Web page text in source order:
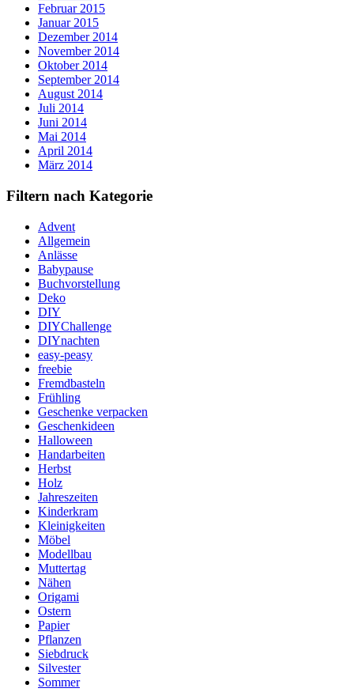
Februar 2015
Januar 2015
Dezember 2014
November 2014
Oktober 2014
September 2014
August 2014
Juli 2014
Juni 2014
Mai 2014
April 2014
März 2014
Filtern nach Kategorie
Advent
Allgemein
Anlässe
Babypause
Buchvorstellung
Deko
DIY
DIYChallenge
DIYnachten
easy-peasy
freebie
Fremdbasteln
Frühling
Geschenke verpacken
Geschenkideen
Halloween
Handarbeiten
Herbst
Holz
Jahreszeiten
Kinderkram
Kleinigkeiten
Möbel
Modellbau
Muttertag
Nähen
Origami
Ostern
Papier
Pflanzen
Siebdruck
Silvester
Sommer